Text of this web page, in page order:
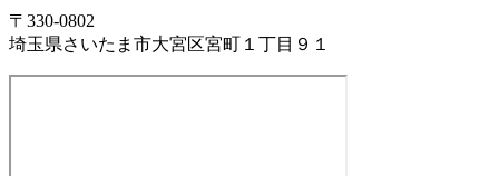
〒330-0802
埼玉県さいたま市大宮区宮町１丁目９１